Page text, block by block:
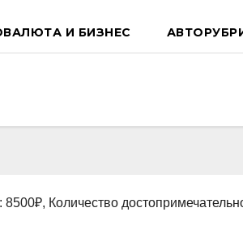
И БИЗНЕС
Количество